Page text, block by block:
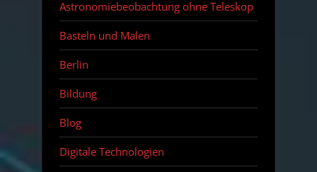
Astronomiebeobachtung ohne Teleskop
Basteln und Malen
Berlin
Bildung
Blog
Digitale Technologien